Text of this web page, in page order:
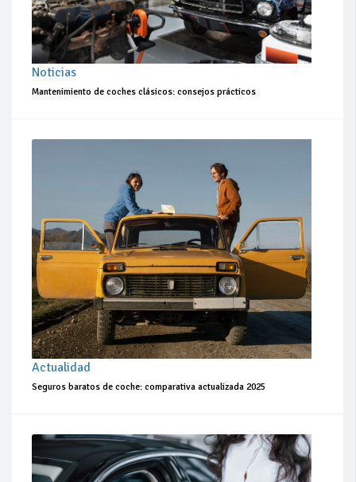
Noticias
Mantenimiento de coches clásicos: consejos prácticos
Actualidad
Seguros baratos de coche: comparativa actualizada 2025